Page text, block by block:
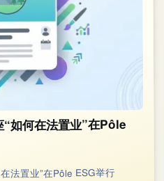
如何在法置业”在Pôle
法置业”在Pôle ESG举行